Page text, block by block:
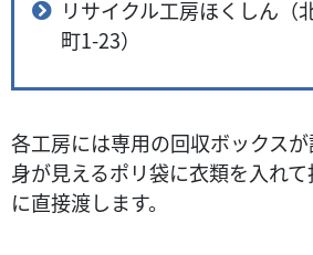
リサイクル工房ほくしん（
町1-23）
各工房には専用の回収ボックス
身が見えるポリ袋に衣類を入れ
に直接渡します。